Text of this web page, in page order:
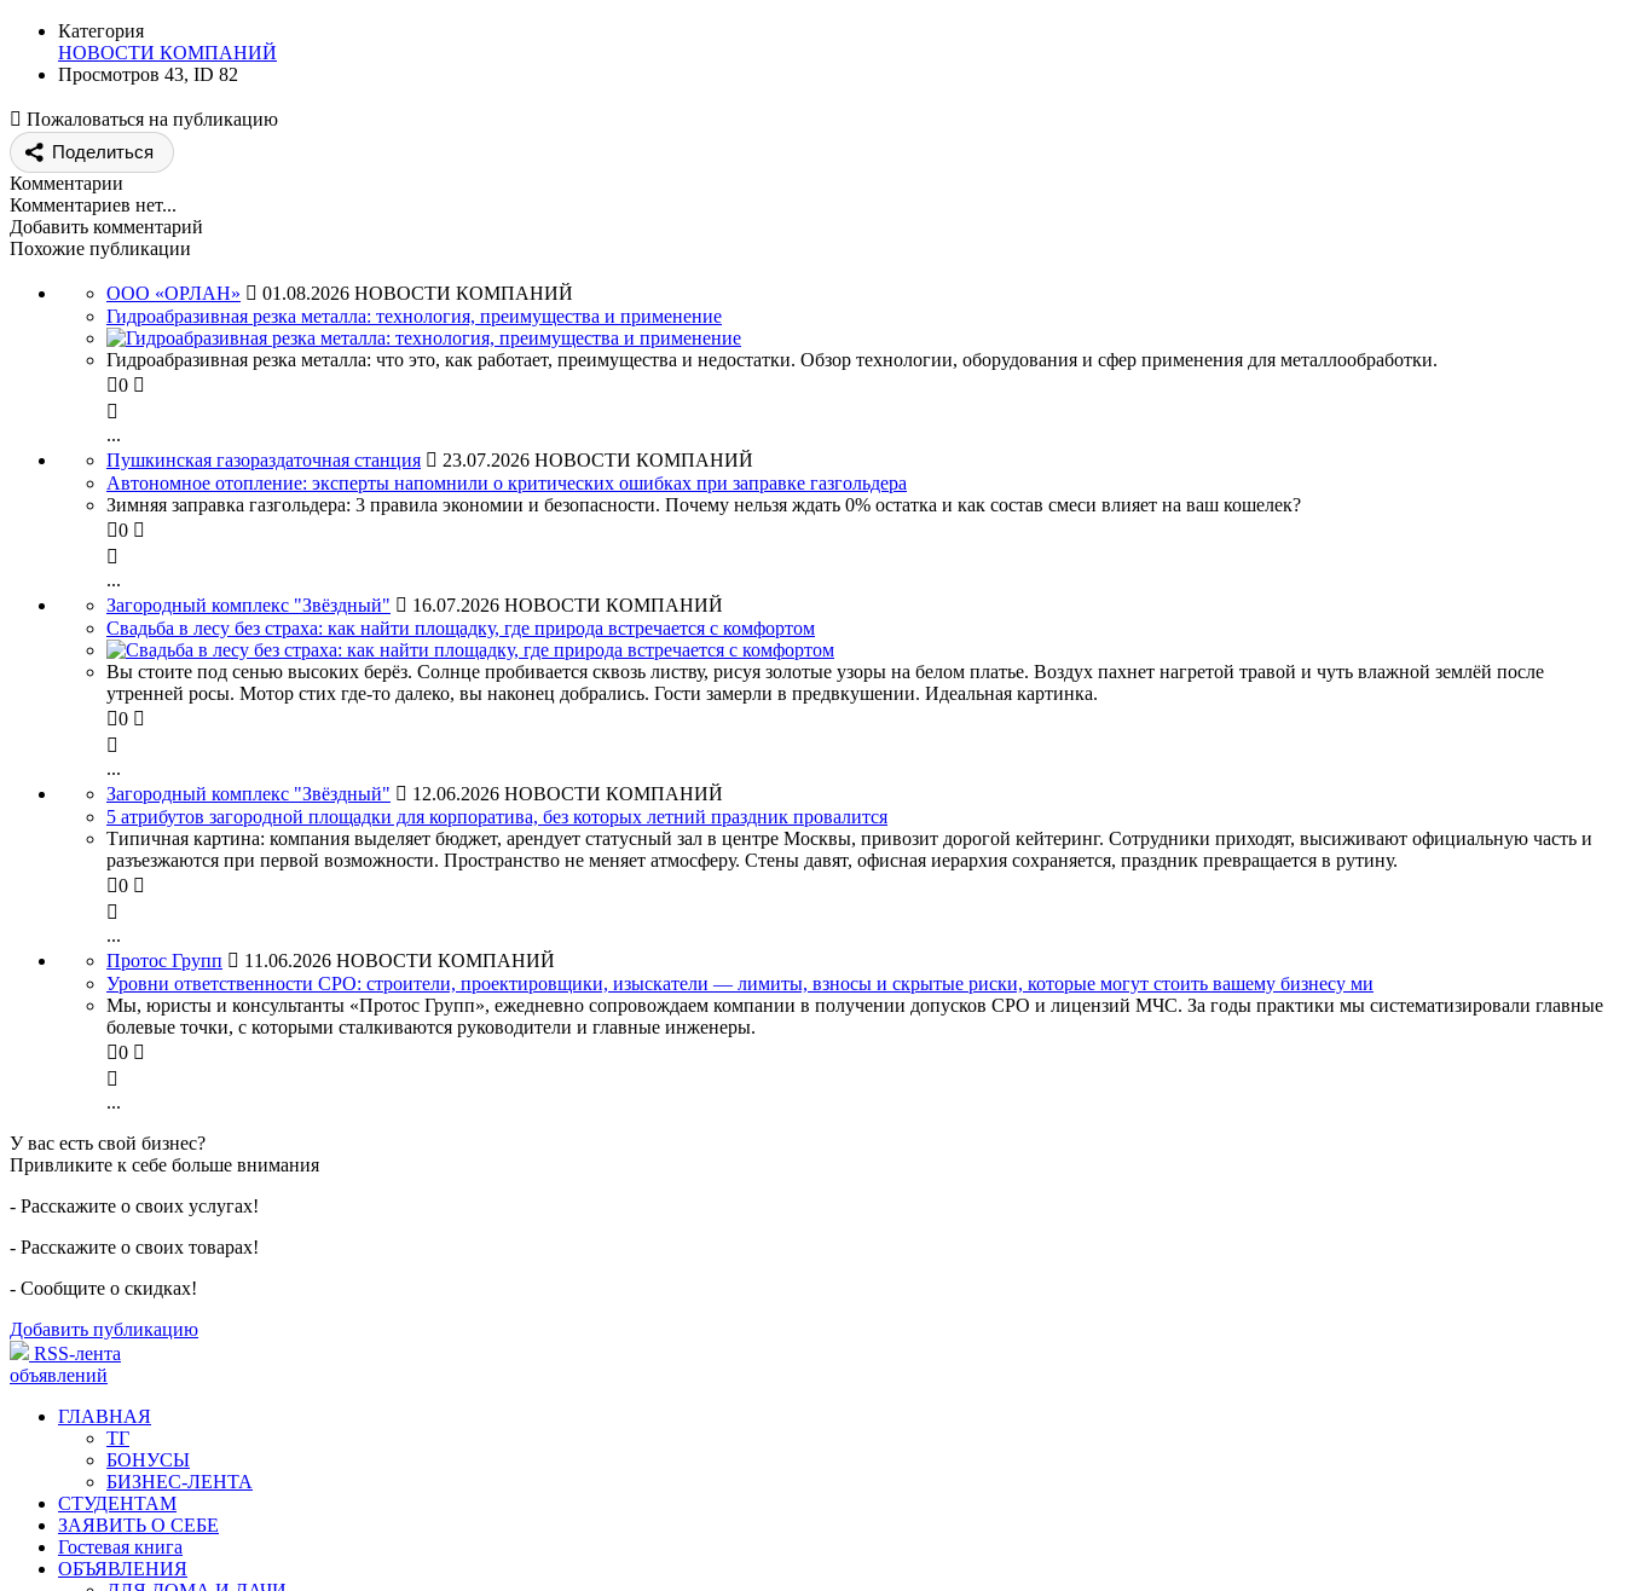
Категория
НОВОСТИ КОМПАНИЙ
Просмотров 43, ID 82
 Пожаловаться на публикацию
Поделиться
Комментарии
Комментариев нет...
Добавить комментарий
Похожие публикации
ООО «ОРЛАН»  01.08.2026 НОВОСТИ КОМПАНИЙ
Гидроабразивная резка металла: технология, преимущества и применение
Гидроабразивная резка металла: что это, как работает, преимущества и недостатки. Обзор технологии, оборудования и сфер применения для металлообработки.
0 

...
Пушкинская газораздаточная станция  23.07.2026 НОВОСТИ КОМПАНИЙ
Автономное отопление: эксперты напомнили о критических ошибках при заправке газгольдера
Зимняя заправка газгольдера: 3 правила экономии и безопасности. Почему нельзя ждать 0% остатка и как состав смеси влияет на ваш кошелек?
0 

...
Загородный комплекс "Звёздный"  16.07.2026 НОВОСТИ КОМПАНИЙ
Свадьба в лесу без страха: как найти площадку, где природа встречается с комфортом
Вы стоите под сенью высоких берёз. Солнце пробивается сквозь листву, рисуя золотые узоры на белом платье. Воздух пахнет нагретой травой и чуть влажной землёй после
утренней росы. Мотор стих где-то далеко, вы наконец добрались. Гости замерли в предвкушении. Идеальная картинка.
0 

...
Загородный комплекс "Звёздный"  12.06.2026 НОВОСТИ КОМПАНИЙ
5 атрибутов загородной площадки для корпоратива, без которых летний праздник провалится
Типичная картина: компания выделяет бюджет, арендует статусный зал в центре Москвы, привозит дорогой кейтеринг. Сотрудники приходят, высиживают официальную часть и
разъезжаются при первой возможности. Пространство не меняет атмосферу. Стены давят, офисная иерархия сохраняется, праздник превращается в рутину.
0 

...
Протос Групп  11.06.2026 НОВОСТИ КОМПАНИЙ
Уровни ответственности СРО: строители, проектировщики, изыскатели — лимиты, взносы и скрытые риски, которые могут стоить вашему бизнесу ми
Мы, юристы и консультанты «Протос Групп», ежедневно сопровождаем компании в получении допусков СРО и лицензий МЧС. За годы практики мы систематизировали главные
болевые точки, с которыми сталкиваются руководители и главные инженеры.
0 

...
У вас есть свой бизнес?
Привликите к себе больше внимания
- Расскажите о своих услугах!
- Расскажите о своих товарах!
- Сообщите о скидках!
Добавить публикацию
RSS-лента
объявлений
ГЛАВНАЯ
ТГ
БОНУСЫ
БИЗНЕС-ЛЕНТА
СТУДЕНТАМ
ЗАЯВИТЬ О СЕБЕ
Гостевая книга
ОБЪЯВЛЕНИЯ